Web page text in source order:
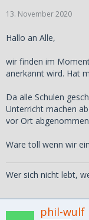
13. November 2020
Hallo an Alle,
wir finden im
anerkannt wird. Hat
Da alle Schulen
Unterricht machen
vor Ort
Wäre toll wenn wir
Wer sich nicht lebt,
phil-wulf